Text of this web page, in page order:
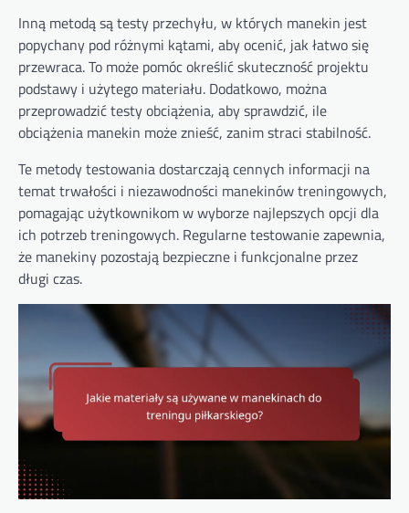
Inną metodą są testy przechyłu, w których manekin jest
popychany pod różnymi kątami, aby ocenić, jak łatwo się
przewraca. To może pomóc określić skuteczność projektu
podstawy i użytego materiału. Dodatkowo, można
przeprowadzić testy obciążenia, aby sprawdzić, ile
obciążenia manekin może znieść, zanim straci stabilność.
Te metody testowania dostarczają cennych informacji na
temat trwałości i niezawodności manekinów treningowych,
pomagając użytkownikom w wyborze najlepszych opcji dla
ich potrzeb treningowych. Regularne testowanie zapewnia,
że manekiny pozostają bezpieczne i funkcjonalne przez
długi czas.